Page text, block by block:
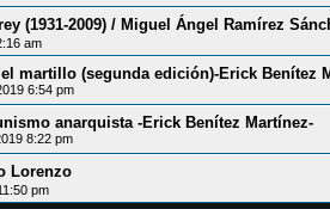
(1931-2009) / Miguel Ángel Ramírez
am
martillo (segunda edición)-Erick Benítez
6:54 pm
anarquista -Erick Benítez Martínez-
8:22 pm
Lorenzo
pm